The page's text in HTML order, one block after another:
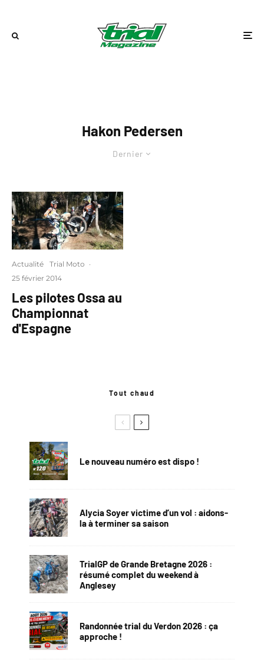
Hakon Pedersen
Dernier
Actualité Trial Moto ·
25 février 2014
Les pilotes Ossa au
Championnat
d'Espagne
Tout chaud
Le nouveau numéro est dispo !
Alycia Soyer victime d’un vol : aidons-
la à terminer sa saison
TrialGP de Grande Bretagne 2026 :
résumé complet du weekend à
Anglesey
Randonnée trial du Verdon 2026 : ça
approche !